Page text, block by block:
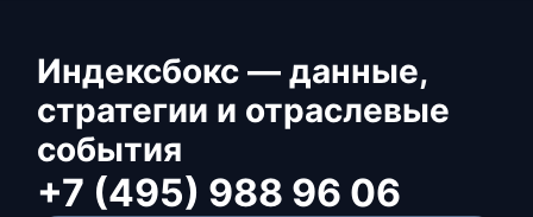
Индексбокс — данные,
стратегии и отраслевые
события
+7 (495) 988 96 06